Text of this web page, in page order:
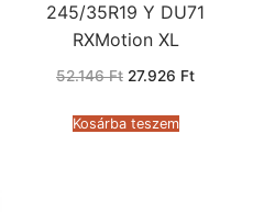
245/35R19 Y DU71
RXMotion XL
52.146Ft Original
52.146 Ft.
27.926 FtCurrent
Kosárba teszem